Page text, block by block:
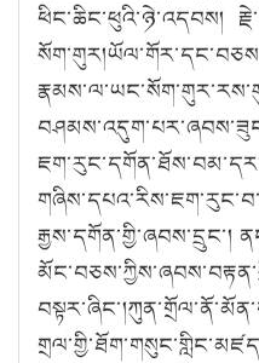
ཕིང་ཆིང་ཕུའི་ཉེ་འདབས།
རྒྱས་དགོན་གྱི་ཞབས་དྲུང་།